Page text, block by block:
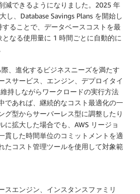
減できるようになりました。2025 年
、Database Savings Plans を開始し
ることで、データベースコストを最
なる使用量に 1 時間ごとに自動的に
、進化するビジネスニーズを満たす
スサービス、エンジン、デプロイタイ
持しながらワークロードの実行方法
であれば、継続的なコスト最適化の一
型からサーバーレス型に調整したり
拡大した場合でも、AWS リージョ
貫した時間単位のコミットメントを適
たコスト管理ツールを使用して対象範
エンジン、インスタンスファミリ